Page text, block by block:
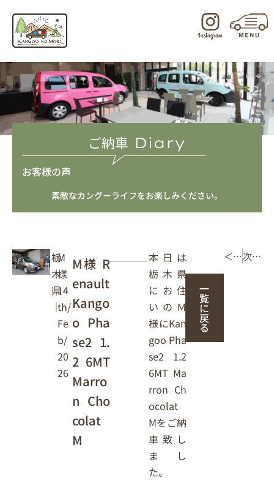
キ
ッ
プ
ご納車 Diary
お客様の声
素敵なカングーライフをお楽しみください。
栃
木
県
｜
M
様
14
th/
Fe
b/
20
26
M様 R
enault
Kango
o Pha
se2 1.
2 6MT
Marro
n Cho
colat
M
本日は
栃木県
にお住
いのＭ
様にKan
goo Pha
se2 1.2
6MT Ma
rron Ch
ocolat
Mをご納
車致し
まし
た。
一
覧
に
戻
る
＜ 前の記事 次の記事 ＞